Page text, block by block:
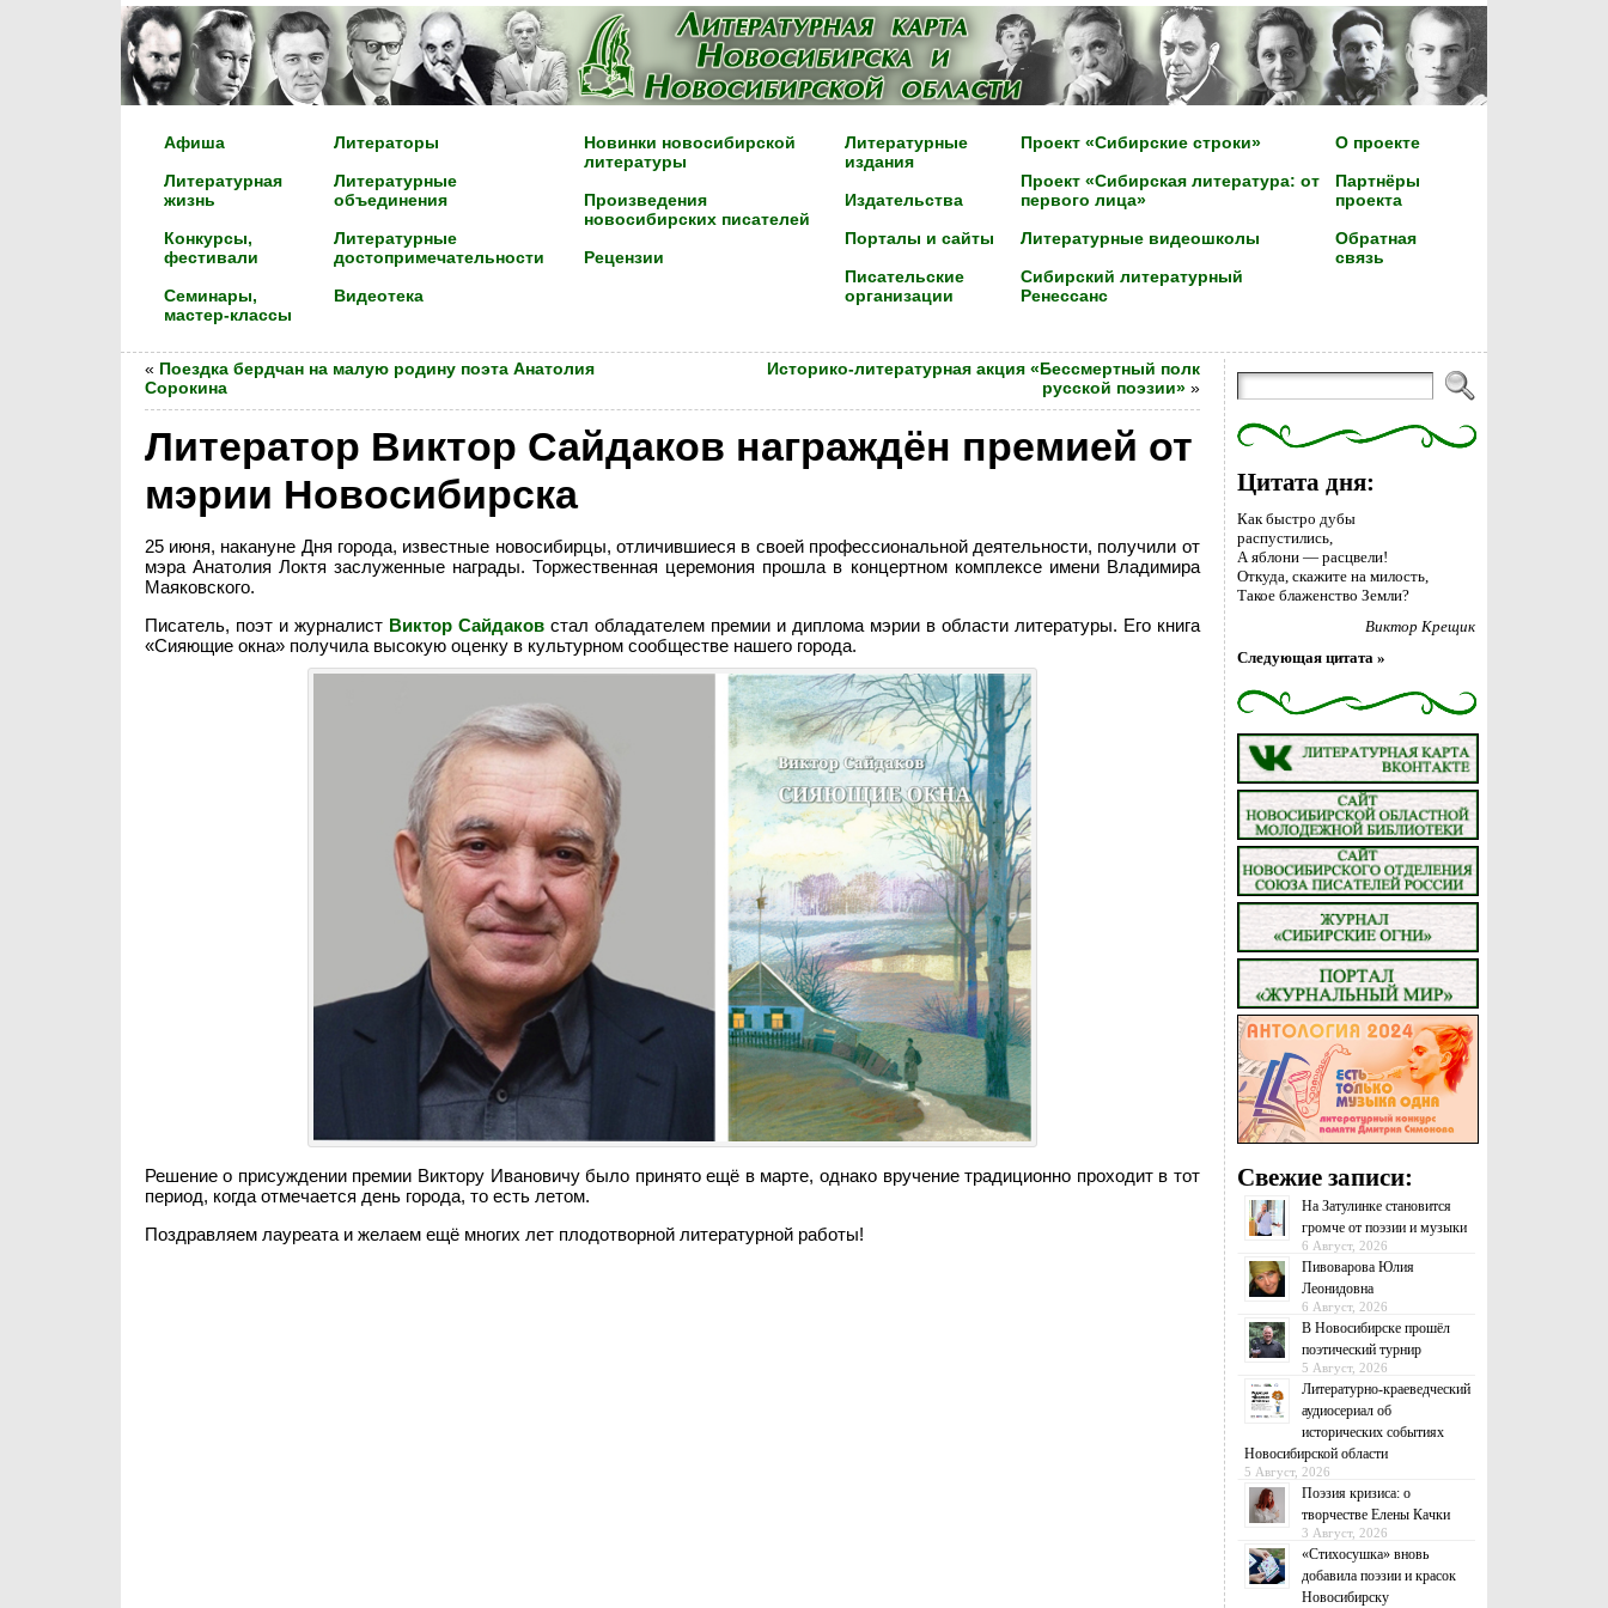
Афиша
Литературная
жизнь
Конкурсы,
фестивали
Семинары,
мастер-классы
Литераторы
Литературные
объединения
Литературные
достопримечательности
Видеотека
Новинки новосибирской
литературы
Произведения
новосибирских писателей
Рецензии
Литературные
издания
Издательства
Порталы и сайты
Писательские
организации
Проект «Сибирские строки»
Проект «Сибирская литература: от
первого лица»
Литературные видеошколы
Сибирский литературный
Ренессанс
О проекте
Партнёры
проекта
Обратная
связь
« Поездка бердчан на малую родину поэта Анатолия
Сорокина
Историко-литературная акция «Бессмертный полк
русской поэзии»»
Литератор Виктор Сайдаков награждён премией от
мэрии Новосибирска
25 июня, накануне Дня города, известные новосибирцы, отличившиеся в своей профессиональной деятельности, получили от
мэра Анатолия Локтя заслуженные награды. Торжественная церемония прошла в концертном комплексе имени Владимира
Маяковского.
Писатель, поэт и журналист Виктор Сайдаковстал обладателем премии и диплома мэрии в области литературы. Его книга
«Сияющие окна» получила высокую оценку в культурном сообществе нашего города.
Решение о присуждении премии Виктору Ивановичу было принято ещё в марте, однако вручение традиционно проходит в тот
период, когда отмечается день города, то есть летом.
Поздравляем лауреата и желаем ещё многих лет плодотворной литературной работы!
Цитата дня:
Как быстро дубы
распустились,
А яблони — расцвели!
Откуда, скажите на милость,
Такое блаженство Земли?
Виктор Крещик
Следующая цитата »
Свежие записи:
На Затулинке становится
громче от поэзии и музыки
6 Август, 2026
Пивоварова Юлия
Леонидовна
6 Август, 2026
В Новосибирске прошёл
поэтический турнир
5 Август, 2026
Литературно-краеведческий
аудиосериал об
исторических событиях
Новосибирской области
5 Август, 2026
Поэзия кризиса: о
творчестве Елены Качки
3 Август, 2026
«Стихосушка» вновь
добавила поэзии и красок
Новосибирску